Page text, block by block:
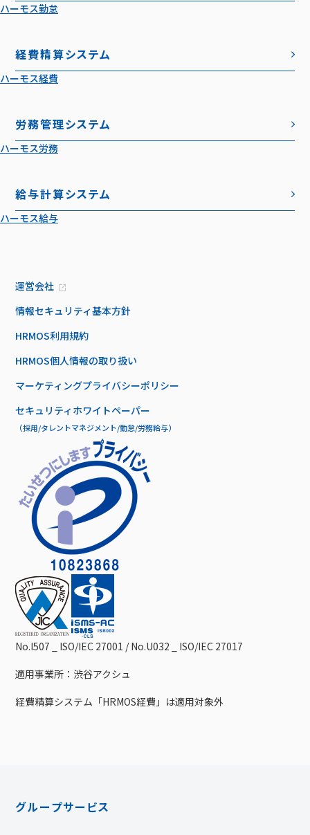
ハーモス勤怠
経費精算システム
ハーモス経費
労務管理システム
ハーモス労務
給与計算システム
ハーモス給与
運営会社
情報セキュリティ基本方針
HRMOS利用規約
HRMOS個人情報の取り扱い
マーケティングプライバシーポリシー
セキュリティホワイトペーパー
（採用/タレントマネジメント/勤怠/労務給与）
No.I507 _ ISO/IEC 27001 / No.U032 _ ISO/IEC 27017
適用事業所：渋谷アクシュ
経費精算システム「HRMOS経費」は適用対象外
グループサービス